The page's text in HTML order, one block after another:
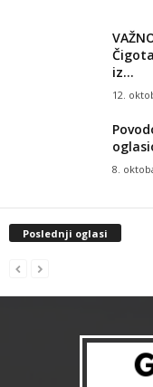
iz...
12.
8.
Poslednji oglasi